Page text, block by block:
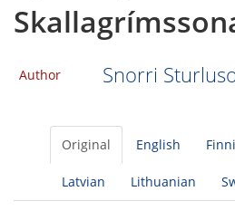
Author Snorri
Original English
Latvian Lithuanian